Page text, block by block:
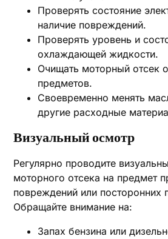
Проверять состояние
наличие повреждений.
Проверять уровень и
охлаждающей жидкости.
Очищать моторный отсек
предметов.
Своевременно менять
другие расходные
Визуальный осмотр
Регулярно проводите
моторного отсека на предмет
повреждений или посторонних
Обращайте внимание на:
Запах бензина или